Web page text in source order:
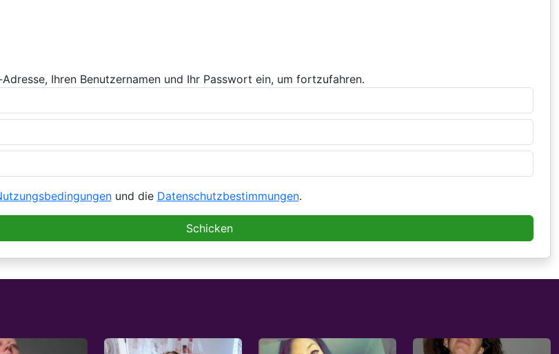
Ihren Benutzernamen und Ihr Passwort ein, um fortzufahren.
und die Datenschutzbestimmungen.
Schicken